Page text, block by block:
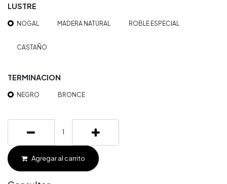
LUSTRE
NOGAL MADERA NATURAL ROBLE ESPECIAL
CASTAÑO
TERMINACION
NEGRO BRONCE
Agregar al carrito